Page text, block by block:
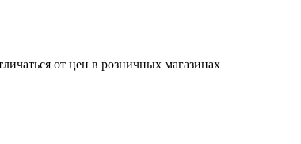
от цен в розничных магазинах